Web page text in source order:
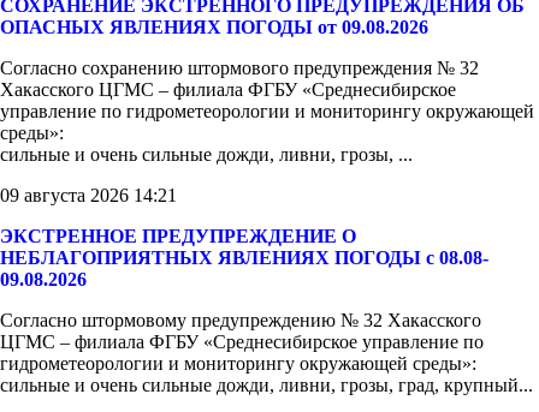
СОХРАНЕНИЕ ЭКСТРЕННОГО ПРЕДУПРЕЖДЕНИЯ ОБ
ОПАСНЫХ ЯВЛЕНИЯХ ПОГОДЫ от 09.08.2026
Согласно сохранению штормового предупреждения № 32
Хакасского ЦГМС – филиала ФГБУ «Среднесибирское
управление по гидрометеорологии и мониторингу окружающей
среды»:
сильные и очень сильные дожди, ливни, грозы, ...
09 августа 2026 14:21
ЭКСТРЕННОЕ ПРЕДУПРЕЖДЕНИЕ О
НЕБЛАГОПРИЯТНЫХ ЯВЛЕНИЯХ ПОГОДЫ с 08.08-
09.08.2026
Согласно штормовому предупреждению № 32 Хакасского
ЦГМС – филиала ФГБУ «Среднесибирское управление по
гидрометеорологии и мониторингу окружающей среды»:
сильные и очень сильные дожди, ливни, грозы, град, крупный...